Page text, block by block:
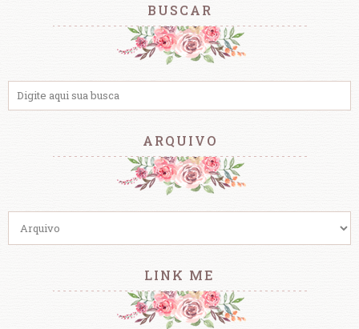
BUSCAR
ARQUIVO
LINK ME